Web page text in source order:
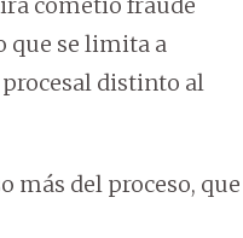
cometió fraude
que se limita a
distinto al
más del proceso, que